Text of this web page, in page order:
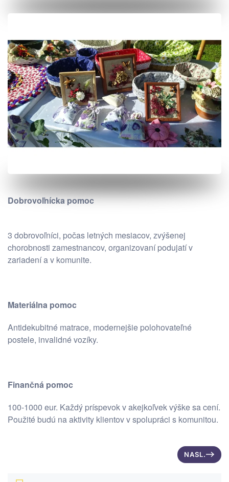
Dobrovoľnícka pomoc
3 dobrovoľníci, počas letných mesiacov, zvýšenej
chorobnosti zamestnancov, organizovaní podujatí v
zariadení a v komunite.
Materiálna pomoc
Antidekubitné matrace, modernejšie polohovateľné
postele, invalidné vozíky.
Finančná pomoc
100-1000 eur. Každý príspevok v akejkoľvek výške sa cení.
Použité budú na aktivity klientov v spolupráci s komunitou.
NASL.